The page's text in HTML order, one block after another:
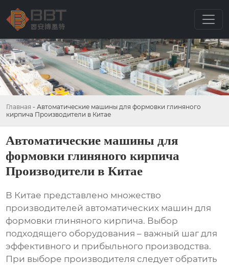
Главная - Автоматические машины для формовки глиняного
кирпича Производители в Китае
Автоматические машины для
формовки глиняного кирпича
Производители в Китае
В Китае представлено множество
производителей автоматических машин для
формовки глиняного кирпича. Выбор
подходящего оборудования – важный шаг для
эффективного и прибыльного производства.
При выборе производителя следует обратить